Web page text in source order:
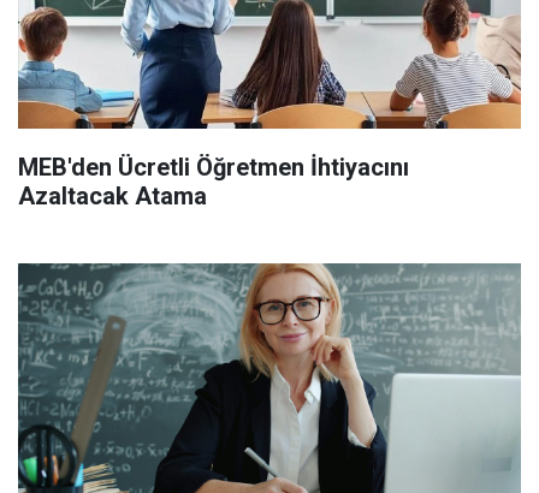
MEB'den Ücretli Öğretmen İhtiyacını
Azaltacak Atama